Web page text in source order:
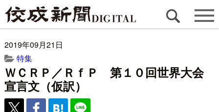
2019年09月21日
特集
ＷＣＲＰ／ＲｆＰ 第１０回世界大会
宣言文（仮訳）